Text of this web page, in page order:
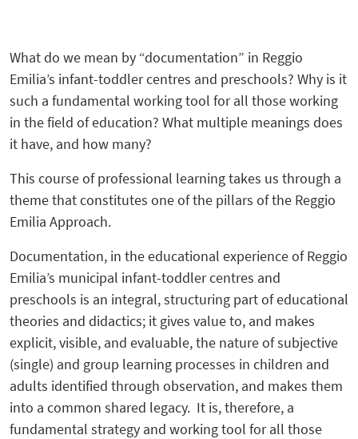
What do we mean by “documentation” in Reggio
Emilia’s infant-toddler centres and preschools? Why is it
such a fundamental working tool for all those working
in the field of education? What multiple meanings does
it have, and how many?
This course of professional learning takes us through a
theme that constitutes one of the pillars of the Reggio
Emilia Approach.
Documentation, in the educational experience of Reggio
Emilia’s municipal infant-toddler centres and
preschools is an integral, structuring part of educational
theories and didactics; it gives value to, and makes
explicit, visible, and evaluable, the nature of subjective
(single) and group learning processes in children and
adults identified through observation, and makes them
into a common shared legacy. It is, therefore, a
fundamental strategy and working tool for all those